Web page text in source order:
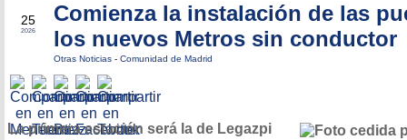
25
2026
Comienza la instalación de las
los nuevos Metros sin conductor
Otras Noticias - Comunidad de Madrid
La primera estación será la de Legazpi